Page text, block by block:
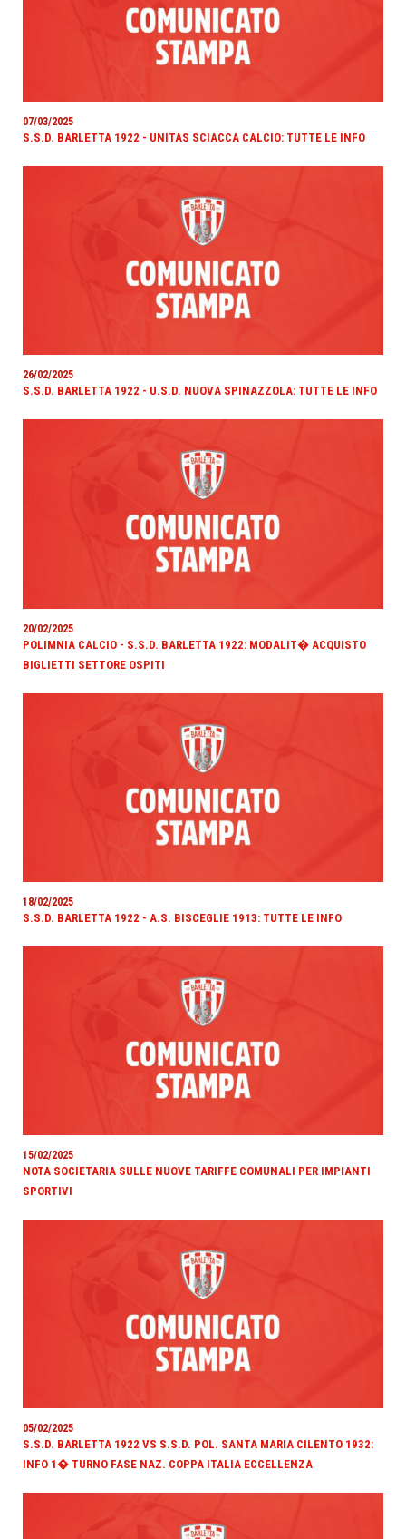
07/03/2025
S.S.D. BARLETTA 1922 - UNITAS SCIACCA CALCIO: TUTTE LE INFO
26/02/2025
S.S.D. BARLETTA 1922 - U.S.D. NUOVA SPINAZZOLA: TUTTE LE INFO
20/02/2025
POLIMNIA CALCIO - S.S.D. BARLETTA 1922: MODALIT� ACQUISTO
BIGLIETTI SETTORE OSPITI
18/02/2025
S.S.D. BARLETTA 1922 - A.S. BISCEGLIE 1913: TUTTE LE INFO
15/02/2025
NOTA SOCIETARIA SULLE NUOVE TARIFFE COMUNALI PER IMPIANTI
SPORTIVI
05/02/2025
S.S.D. BARLETTA 1922 VS S.S.D. POL. SANTA MARIA CILENTO 1932:
INFO 1� TURNO FASE NAZ. COPPA ITALIA ECCELLENZA